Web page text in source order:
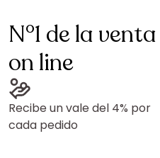
N°1 de la
on line
Recibe un vale del 4% por
cada pedido